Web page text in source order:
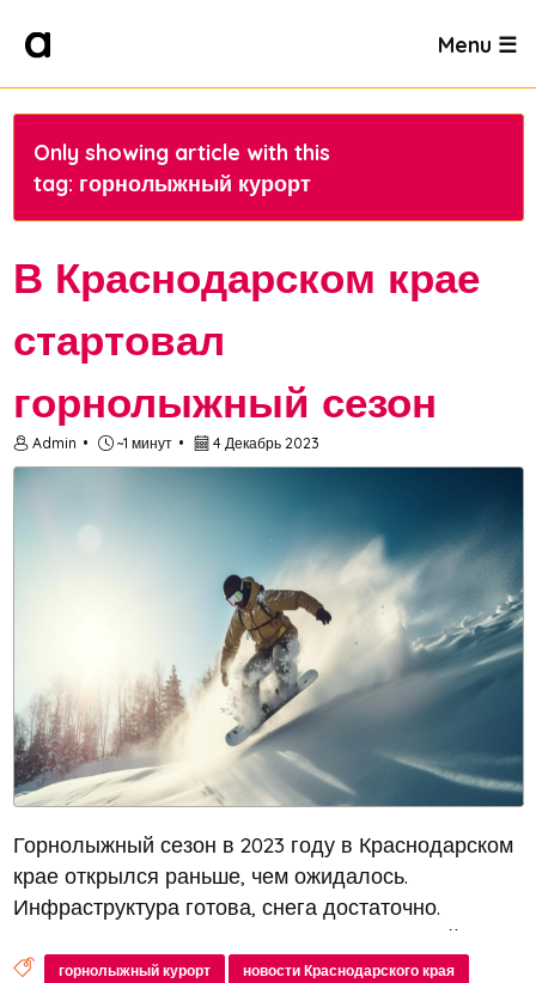
Menu ☰
Only showing article with this
tag: горнолыжный курорт
В Краснодарском крае
стартовал
горнолыжный сезон
Admin ~1 минут 4 Декабрь 2023
Горнолыжный сезон в 2023 году в Краснодарском
крае открылся раньше, чем ожидалось.
Инфраструктура готова, снега достаточно.
Первые туристы уже покатались на Красной
Поляне, а через неделю откроется курорт Роза
горнолыжный курорт новости Краснодарского края